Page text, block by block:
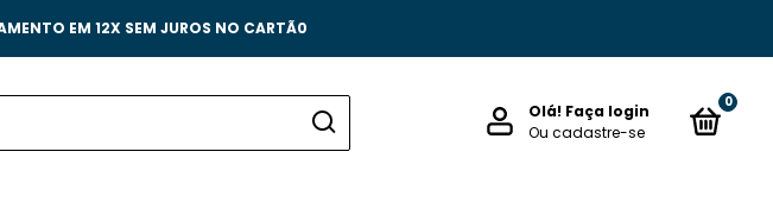
EM 12X SEM JUROS NO CARTÃ0
Olá! Faça login
Ou cadastre-se
0